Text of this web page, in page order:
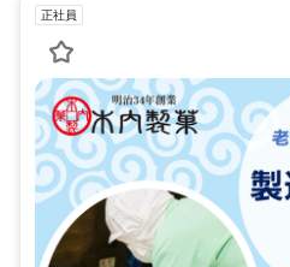
正社員